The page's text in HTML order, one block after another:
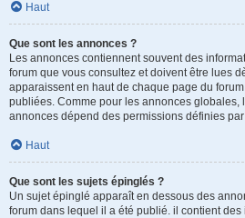
Haut
Que sont les annonces ?
Les annonces contiennent souvent des
forum que vous consultez et doivent être lues
apparaissent en haut de chaque page du
publiées. Comme pour les annonces globales,
annonces dépend des permissions définies par
Haut
Que sont les sujets épinglés ?
Un sujet épinglé apparaît en dessous des
forum dans lequel il a été publié. il contient